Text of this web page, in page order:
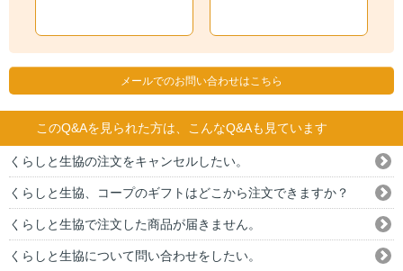
メールでのお問い合わせはこちら
このQ&Aを見られた方は、こんなQ&Aも見ています
くらしと生協の注文をキャンセルしたい。
くらしと生協、コープのギフトはどこから注文できますか？
くらしと生協で注文した商品が届きません。
くらしと生協について問い合わせをしたい。